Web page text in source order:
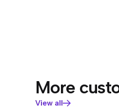
More
View all